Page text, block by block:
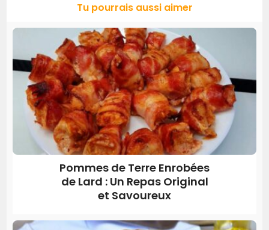
Tu pourrais aussi aimer
Pommes de Terre Enrobées
de Lard : Un Repas Original
et Savoureux